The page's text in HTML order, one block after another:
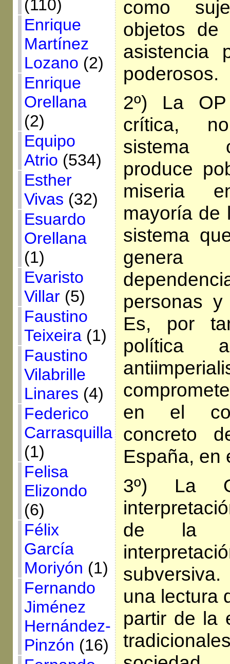
(110)
Enrique
Martínez
Lozano (2)
Enrique
Orellana
(2)
Equipo
Atrio (534)
Esther
Vivas (32)
Esuardo
Orellana
(1)
Evaristo
Villar(5)
Faustino
Teixeira(1)
Faustino
Vilabrille
Linares (4)
Federico
Carrasquilla
(1)
Felisa
Elizondo
(6)
Félix
García
Moriyón (1)
Fernando
Jiménez
Hernández-
Pinzón (16)
como
objetos de
asistencia
poderosos.
2º) La
crítica,
sistema
produce
miseria
mayoría de
sistema
personas
Es, por
política
en el
concreto
España, en
3º) La
de la
una lectura
partir de la